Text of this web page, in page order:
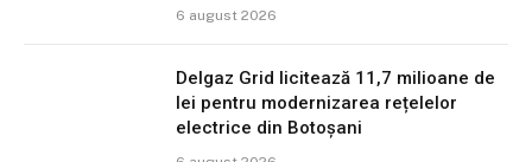
6 august 2026
Delgaz Grid licitează 11,7 milioane de
lei pentru modernizarea rețelelor
electrice din Botoșani